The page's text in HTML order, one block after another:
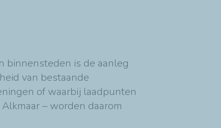
binnensteden is de aanleg
van bestaande
of waarbij laadpunten
– worden daarom